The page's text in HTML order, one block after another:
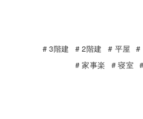
3階建 2階建 平屋
家事楽
寝室